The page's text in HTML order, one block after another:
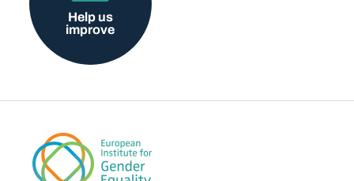
Help us
improve